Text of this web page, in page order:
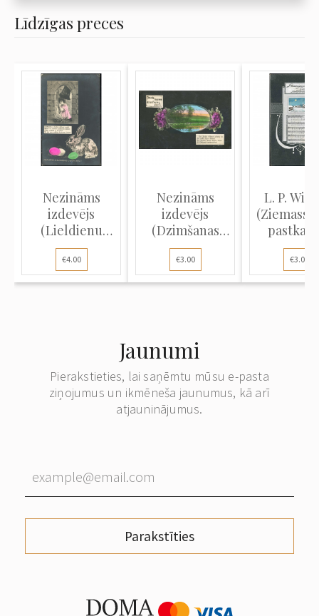
Līdzīgas preces
Nezināms
izdevējs
(Lieldienu
pastkarte):
Siev...
€4.00
Nezināms
izdevējs
(Dzimšanas
dienas
pastkarte...
€3.00
L. P.
€3.00
Jaunumi
Pierakstieties, lai saņēmtu mūsu e-pasta
ziņojumus un ikmēneša jaunumus, kā arī
atjauninājumus.
Parakstīties